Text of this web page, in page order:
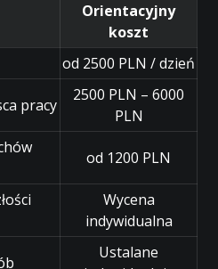
Orientacyjny
koszt
od 2500 PLN / dzień
pracy
2500 PLN – 6000
PLN
od 1200 PLN
Wycena
indywidualna
Ustalane